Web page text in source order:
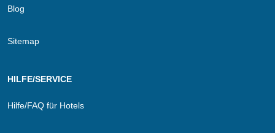
Blog
Sitemap
HILFE/SERVICE
Hilfe/FAQ für Hotels